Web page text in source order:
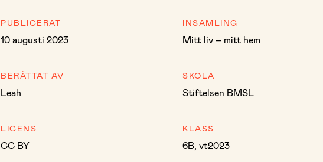
PUBLICERAT
10 augusti 2023
BERÄTTAT AV
Leah
LICENS
CC BY
INSAMLING
Mitt liv – mitt hem
SKOLA
Stiftelsen BMSL
KLASS
6B, vt2023